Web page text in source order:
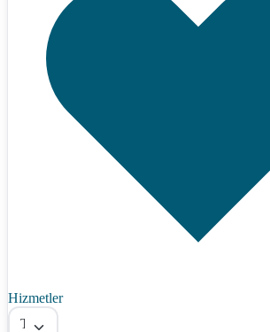
Hizmetler
Tümü